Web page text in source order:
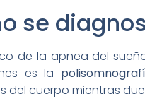
se
de la apnea del
es la
del cuerpo mientras